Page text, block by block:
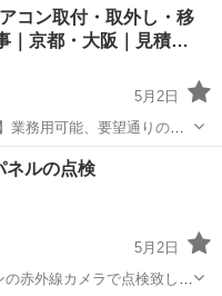
コン取付・取外し・移
｜京都・大阪｜見積…
5月2日
業務用可能、要望通りの施
無料
ネルの点検
5月2日
赤外線カメラで点検致しま